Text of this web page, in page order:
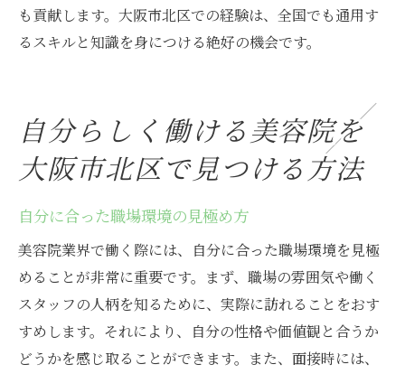
も貢献します。大阪市北区での経験は、全国でも通用す
るスキルと知識を身につける絶好の機会です。
自分らしく働ける美容院を
大阪市北区で見つける方法
自分に合った職場環境の見極め方
美容院業界で働く際には、自分に合った職場環境を見極
めることが非常に重要です。まず、職場の雰囲気や働く
スタッフの人柄を知るために、実際に訪れることをおす
すめします。それにより、自分の性格や価値観と合うか
どうかを感じ取ることができます。また、面接時には、